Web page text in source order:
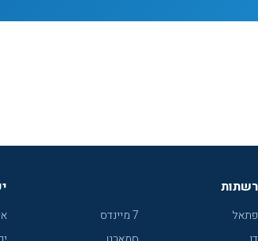
רשתות
פתאל
7 מיינדס